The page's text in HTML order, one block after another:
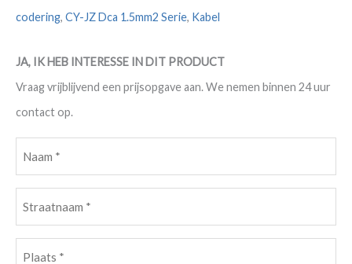
codering, CY-JZ Dca 1.5mm2 Serie, Kabel
JA, IK HEB INTERESSE IN DIT PRODUCT
Vraag vrijblijvend een prijsopgave aan. We nemen binnen 24 uur
contact op.
(Vereist)
(Vereist)